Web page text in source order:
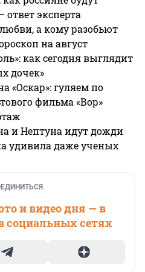
ответ эксперта
а кому разобьют
на август
как сегодня выглядит
дочек»
«Оскар»: гуляем по
фильма «Вор»
и Нептуна идут дожди
удивила даже ученых
и видео дня — в
социальных сетях